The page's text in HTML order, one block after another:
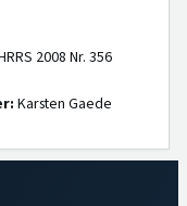
2008 Nr. 356
Karsten Gaede